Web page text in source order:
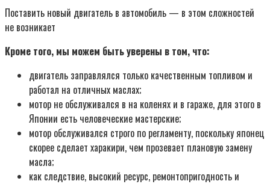
Поставить новый двигатель в автомобиль — в этом сложностей
не возникает
Кроме того, мы можем быть уверены в том, что:
двигатель заправлялся только качественным топливом и
работал на отличных маслах;
мотор не обслуживался в на коленях и в гараже, для этого в
Японии есть человеческие мастерские;
мотор обслуживался строго по регламенту, поскольку японец
скорее сделает харакири, чем прозевает плановую замену
масла;
как следствие, высокий ресурс, ремонтопригодность и